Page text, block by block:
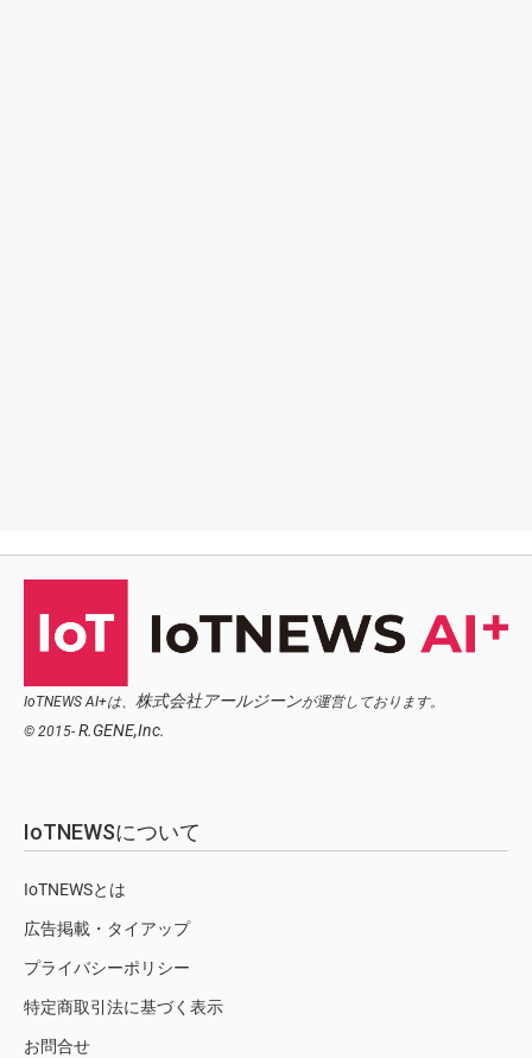
IoTNEWS AI+は、 株式会社アールジーンが運営しております。
© 2015- R.GENE,Inc.
IoTNEWSについて
IoTNEWSとは
広告掲載・タイアップ
プライバシーポリシー
特定商取引法に基づく表示
お問合せ